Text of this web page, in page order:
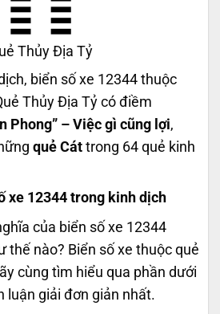
Thủy Địa Tỷ
biển số xe 12344 thuộc
Thủy Địa Tỷ có điềm
Phong” – Việc gì cũng lợi,
quẻ Cát trong 64 quẻ kinh
xe 12344 trong kinh dịch
của biển số xe 12344
thế nào? Biển số xe thuộc quẻ
cùng tìm hiểu qua phần dưới
luận giải đơn giản nhất.